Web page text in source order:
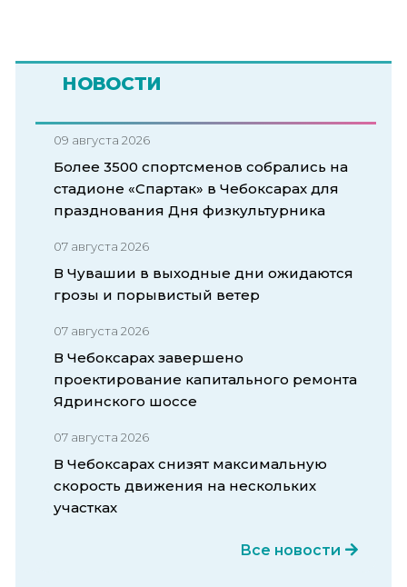
НОВОСТИ
09 августа 2026
Более 3500 спортсменов собрались на
стадионе «Спартак» в Чебоксарах для
празднования Дня физкультурника
07 августа 2026
В Чувашии в выходные дни ожидаются
грозы и порывистый ветер
07 августа 2026
В Чебоксарах завершено
проектирование капитального ремонта
Ядринского шоссе
07 августа 2026
В Чебоксарах снизят максимальную
скорость движения на нескольких
участках
Все новости